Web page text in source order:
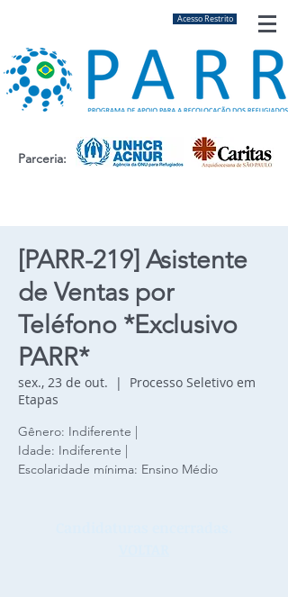
Acesso Restrito
Parceria:
[PARR-219] Asistente
de Ventas por
Teléfono *Exclusivo
PARR*
sex., 23 de out.
  |
Processo Seletivo em
Etapas
Gênero: Indiferente |
Idade: Indiferente |
Escolaridade mínima: Ensino Médio